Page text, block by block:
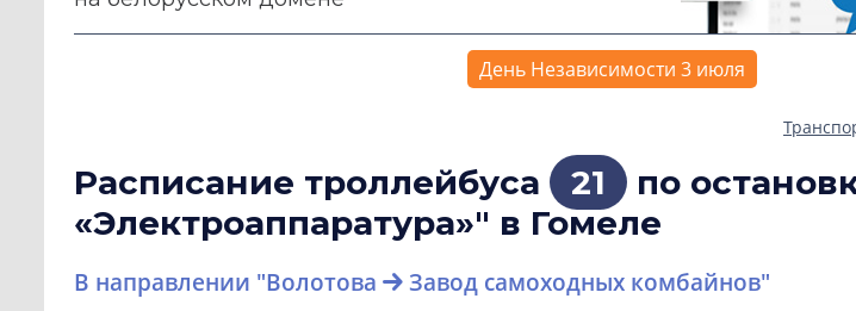
День Независимости 3 июля
Расписание троллейбуса 21
по
«Электроаппаратура»" в Гомеле
В направлении "Волотова Завод самоходных комбайнов"